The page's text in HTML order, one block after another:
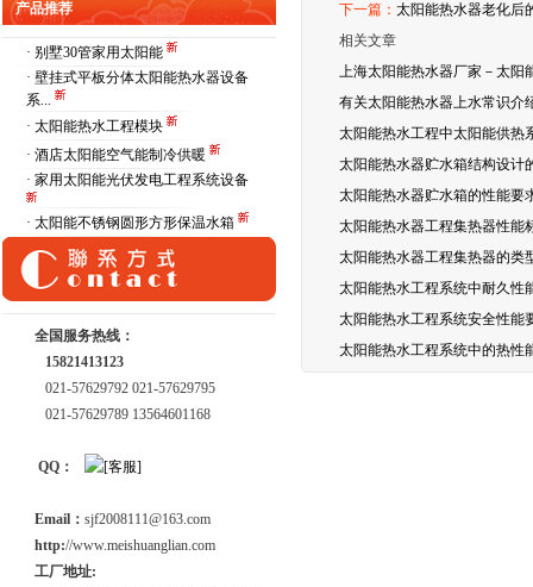
产品推荐
· 别墅30管家用太阳能
· 壁挂式平板分体太阳能热水器设备
系...
· 太阳能热水工程模块
· 酒店太阳能空气能制冷供暖
· 家用太阳能光伏发电工程系统设备
· 太阳能不锈钢圆形方形保温水箱
全国服务热线：
15821413123
021-57629792 021-57629795
021-57629789 13564601168
QQ：
Email： sjf2008111@163.com
http://www.meishuanglian.com
工厂地址:
下一篇：太阳能热水器老化后
相关文章
上海太阳能热水器厂家－太阳
有关太阳能热水器上水常识介
太阳能热水工程中太阳能供热
太阳能热水器贮水箱结构设计
太阳能热水器贮水箱的性能要
太阳能热水器工程集热器性能
太阳能热水器工程集热器的类
太阳能热水工程系统中耐久性
太阳能热水工程系统安全性能
太阳能热水工程系统中的热性